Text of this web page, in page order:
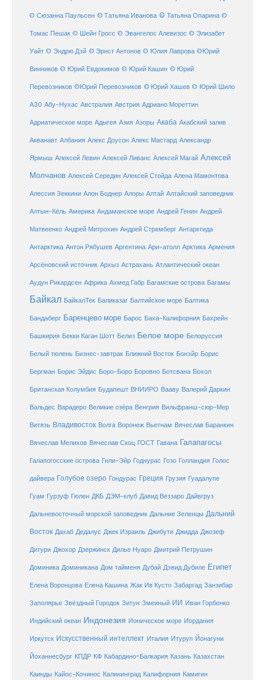
© Сюзанна Паульсен © Татьяна Иванова © Татьяна Опарина ©
Томас Пешак © Шейн Гросс © Эвангелос Алевизос © Элизабет
Уайт © Эндрю Дэй © Эрнст Антонов © Юлия Лаврова ©Юрий
Винников © Юрий Евдокимов © Юрий Кашин © Юрий
Перевозников ©Юрий Перевозников © Юрий Хашев © Юрий Шило
А30 Абу-Нухас Австралия Австрия Адриано Мореттин
Адриатическое море Адыгея Азия Азоры Акаба Акабский залив
Акванавт Албания Алекс Доусон Алекс Мастард Александр
Ярмыш Алексей Левин Алексей Ливанс Алексей Магай Алексей
Молчанов Алексей Середин Алексей Стойда Алена Мамонтова
Алессия Зеккини Алон Боднер Алоры Алтай Алтайский заповедник
Алтын-Кёль Америка Андаманское море Андрей Генин Андрей
Матвеенко Андрей Митрохин Андрей Стремберг Антарктида
Антарктика Антон Рябушев Аргентина Ари-атолл Арктика Армения
Арсёновский источник Архыз Астрахань Атлантический океан
Аудун Рикардсен Африка Ахмед Габр Багамские острова Багамы
Байкал БайкалТек Баликазаг Балтийское море Балтика
Бандаберг Баренцево море Барос Баха-Калифорния Бахрейн
Башкирия Бекки Каган Шотт Белиз Белое море Белоруссия
Белый тюлень Бизнес-завтрак Ближний Восток Бонэйр Борис
Бергман Борис Эйдис Боро-Боро Боровно Ботсвана Бохол
Британская Колумбия Будапешт ВНИИРО Вааву Валерий Даркин
Вальдес Варадеро Великие озёра Венгрия Вильфранш-сюр-Мер
Витязь Владивосток Волга Воронеж Вьетнам Вячеслав Баранкин
Вячеслав Мелихов Вячеслав Скоц ГОСТ Гавана Галапагосы
Галапогосские острова Гили-Эйр Годнурас Гозо Голландия Голос
дайвера Голубое озеро Гондурас Греция Грузия Гуадалупе
Гуам Гурзуф Гюлен ДКБ ДЭМ-клуб Давид Веззаро Дайвгруз
Дальневосточный морской заповедник Дальние Зеленцы Дальний
Восток Дахаб Дедалус Джек Израиль Джибути Джидда Джозеф
Дитури Джохор Дзержинск Дилье Нуаро Дмитрий Петрушин
Доминика Доминикана Дом тайменя Дубай Дэвид Дубиле Египет
Елена Воронцова Елена Кашина Жак Ив Кусто Забаргад Занзибар
Заполярье Звёздный Городок Зитун Змеиный ИИ Иван Горбенко
Индийский океан Индонезия Ионическое море Иордания
Иркутск Искусственный интеллект Италия Итуруп Йонагуни
Йоханнесбург КПДР КФ Кабардино-Балкария Казань Казахстан
Каинды Кайос-Кочинос Калининград Калифорния Камигин